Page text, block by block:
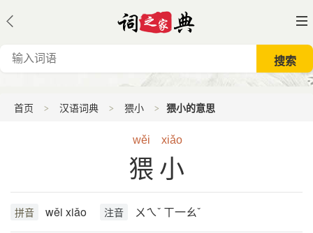
首页 汉语词典 猥小 猥小的意思
wěi xiǎo
猥小
拼音 wěi xiǎo 注音 ㄨㄟˇ ㄒ一ㄠˇ